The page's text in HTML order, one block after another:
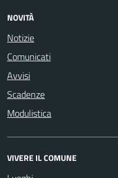
NOVITÀ
Notizie
Comunicati
Avvisi
Scadenze
Modulistica
VIVERE IL COMUNE